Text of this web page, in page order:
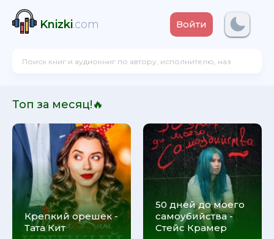
Knizki.com Войти
Топ за месяц!🔥
Крепкий орешек -
Тата Кит
50 дней до моего
самоубийства -
Стейс Крамер